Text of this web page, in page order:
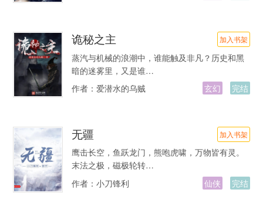
诡秘之主 加入书架
蒸汽与机械的浪潮中，谁能触及非凡？历史和黑
暗的迷雾里，又是谁…
作者： 爱潜水的乌贼 玄幻 完结
无疆 加入书架
鹰击长空，鱼跃龙门，熊咆虎啸，万物皆有灵。
末法之极，磁极轮转…
作者： 小刀锋利 仙侠 完结